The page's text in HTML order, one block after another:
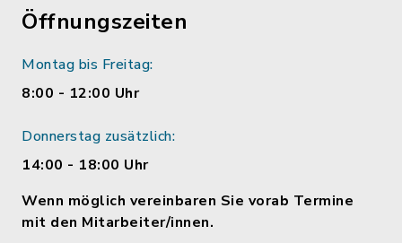
Öffnungszeiten
Montag bis Freitag:
8:00 - 12:00 Uhr
Donnerstag zusätzlich:
14:00 - 18:00 Uhr
Wenn möglich vereinbaren Sie vorab Termine
mit den Mitarbeiter/innen.